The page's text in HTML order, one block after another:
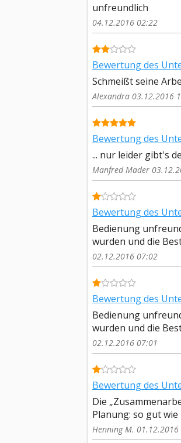
unfreundlich
04.12.2016 02:22
Bewertung des
Schmeißt seine
Alexandra 03.12.2016
Bewertung des
... nur leider gibt's
Manfred Mader
Bewertung des
Bedienung
wurden und die
02.12.2016 07:02
Bewertung des
Bedienung
wurden und die
02.12.2016 07:01
Bewertung des
Die
Planung: so gut
Henning M.